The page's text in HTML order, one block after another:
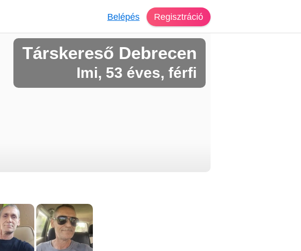
Belépés Regisztráció
Társkereső Debrecen
Imi, 53 éves, férfi